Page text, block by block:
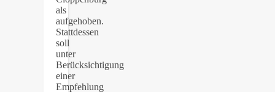
als
aufgehoben.
Stattdessen
soll
unter
Berücksichtigung
einer
Empfehlung